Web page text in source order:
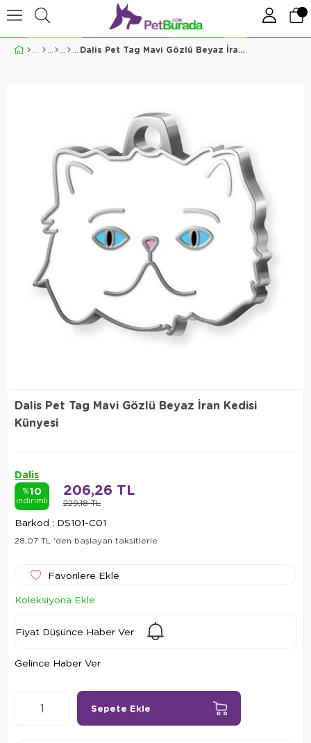
Dalis Pet Tag Mavi Gözlü Beyaz İran Kedisi Künyesi
Dalis Pet Tag Mavi Gözlü Beyaz İran Kedisi
Künyesi
Dalis
%10
indirimli 229,18 TL
206,26 TL
Barkod : DS101-C01
28,07 TL 'den başlayan taksitlerle
Favorilere Ekle
Koleksiyona Ekle
Fiyat Düşünce Haber Ver
Gelince Haber Ver